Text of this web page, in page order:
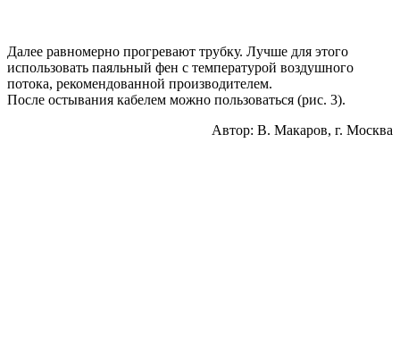
Далее равномерно прогревают трубку. Лучше для этого
использовать паяльный фен с температурой воздушного
потока, рекомендованной производителем.
После остывания кабелем можно пользоваться (рис. 3).
Автор: В. Макаров, г. Москва